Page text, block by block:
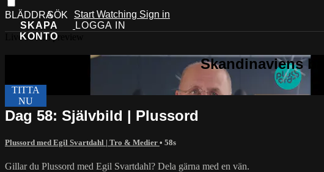
Start Watching Sign in
Live stream preview
Dag 58: Självbild | Plussord
Plussord med Egil Svartdahl | Tro & Medier • 58s
Gillar du Plussord med Egil Svartdahl? Dela gärna med en vän.